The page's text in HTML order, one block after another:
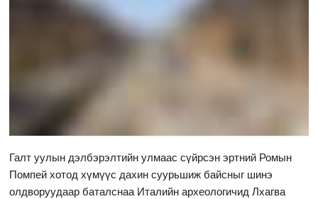
Галт уулын дэлбэрэлтийн улмаас сүйрсэн эртний Ромын
Помпей хотод хүмүүс дахин суурьшиж байсныг шинэ
олдворуудаар баталснаа Италийн археологичид Лхагва